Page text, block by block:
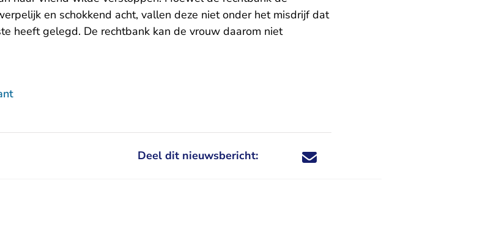
en schokkend acht, vallen deze niet onder het misdrijf dat
heeft gelegd. De rechtbank kan de vrouw daarom niet
Deel dit nieuwsbericht: Deel dit nieuwsbericht via X - U verlaat
Deel dit nieuwsbericht via Facebook - U
Deel dit nieuwsbericht via e-mail
Deel dit nieuwsbericht via LinkedIn - U